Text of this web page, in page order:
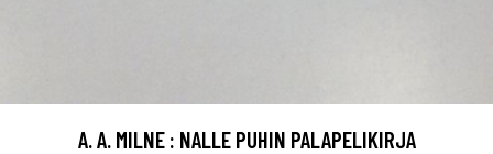
A. A. MILNE : NALLE PUHIN PALAPELIKIRJA